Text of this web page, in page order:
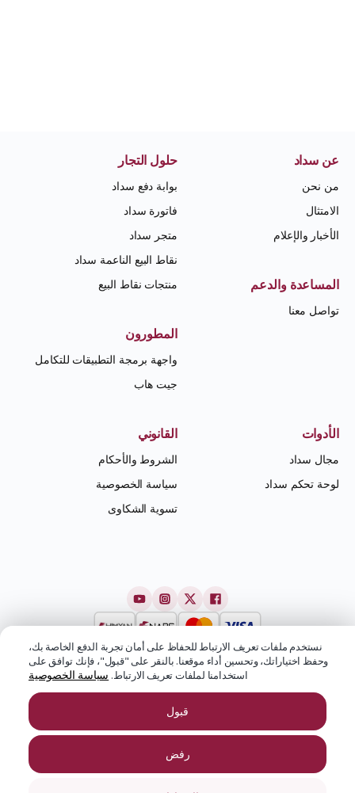
عن سداد
من نحن
الامتثال
الأخبار والإعلام
المساعدة والدعم
تواصل معنا
حلول التجار
بوابة دفع سداد
فاتورة سداد
متجر سداد
نقاط البيع الناعمة سداد
منتجات نقاط البيع
المطورون
واجهة برمجة التطبيقات للتكامل
جيت هاب
الأدوات
مجال سداد
لوحة تحكم سداد
القانوني
الشروط والأحكام
سياسة الخصوصية
تسوية الشكاوى
نستخدم ملفات تعريف الارتباط للحفاظ على أمان تجربة الدفع الخاصة بك،
وحفظ اختياراتك، وتحسين أداء موقعنا. بالنقر على "قبول"، فإنك توافق على
استخدامنا لملفات تعريف الارتباط. سياسة الخصوصية
قبول
رفض